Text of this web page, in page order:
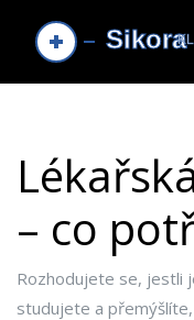
– co
Rozhodujete se, jestli
studujete a